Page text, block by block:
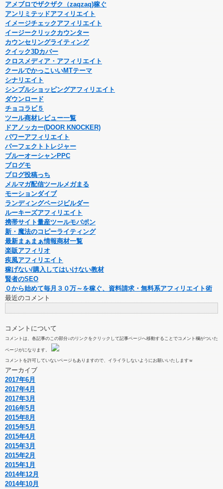
アメブロでザクザク（zaqzaq)稼ぐ
アンリミテッドアフィリエイト
イメージチェックアフィリエイト
イージークリックカウンター
カウンセリングライティング
クイック3Dカバー
クロスメディア・アフィリエイト
クールでかっこいいMTテーマ
シナリエイト
シンプルショッピングアフィリエイト
ダウンロード
チョコラビ５
ツール商材レビュー一覧
ドアノッカー(DOOR KNOCKER)
パワーアフィリエイト
パーフェクトトレジャー
ブルーオーシャンPPC
ブログモ
ブログ投稿っち
メルマガ配信ツールメガまる
モーションダイブ
ランディングページビルダー
ルーキーズアフィリエイト
携帯サイト量産ツールモバポン
新・魔法のコピーライティング
最新まぁまぁ情報商材一覧
楽販アフィリオ
疾風アフィリエイト
稼げない/購入してはいけない教材
賢者のSEO
０から始めて毎月３０万～を稼ぐ、資料請求・無料系アフィリエイト術
最近のコメント
コメントについて
コメントは、各記事のこの部分↓のリンクをクリックして記事ページへ移動することでコメント欄がついた
ページがになります。
コメントを許可していないページもありますので、イライラしないようにお願いいたしますｗ
アーカイブ
2017年6月
2017年4月
2017年3月
2016年5月
2015年8月
2015年5月
2015年4月
2015年3月
2015年2月
2015年1月
2014年12月
2014年10月